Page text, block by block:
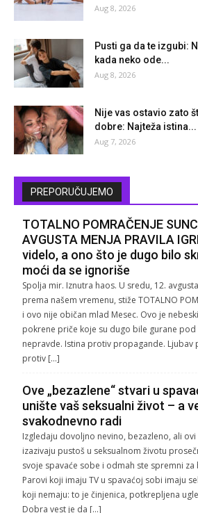
Aug 8, 2026
Pusti ga da te izgubi:
kada neko ode...
Aug 8, 2026
Nije vas ostavio zato
dobre: Najteža istina...
Aug 7, 2026
PREPORUČUJEMO
TOTALNO POMRAČENJE
AVGUSTA MENJA PRAVILA
videlo, a ono što je dugo bilo
moći da se ignoriše
Spolja mir. Iznutra haos. U sredu, 12.
prema našem vremenu, stiže TOTALNO
i ovo nije običan mlad Mesec. Ovo je
pokrene priče koje su dugo bile gurane
nepravde. Istina protiv propagande. Ljubav
protiv […]
Ove „bezazlene“ stvari u
unište vaš seksualni život – a
svakodnevno radi
Izgledaju dovoljno nevino, bezazleno, ali
izazivaju pustoš u seksualnom životu
svoje spavaće sobe i odmah ste spremni za
Parovi koji imaju TV u spavaćoj sobi imaju
koji nemaju: to je činjenica, potkrepljena
Dobra vest je da […]